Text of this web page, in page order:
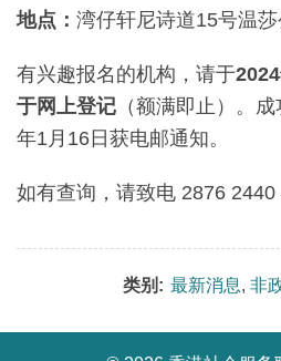
地点： 湾仔轩尼诗道15号温
有兴趣报名的机构，请于
于网上登记 （额满即止）。
年1月16日获电邮通知。
如有查询，请致电 2876 2440
类别: 最新消息, 非